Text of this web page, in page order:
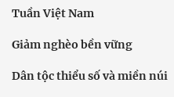
Tuần Việt Nam
Giảm nghèo bền vững
Dân tộc thiểu số và miền núi